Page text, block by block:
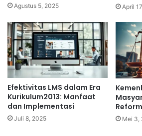
Agustus 5, 2025 April
Efektivitas LMS dalam Era
Kurikulum2013: Manfaat
dan Implementasi
Juli 8, 2025 Mei 3,